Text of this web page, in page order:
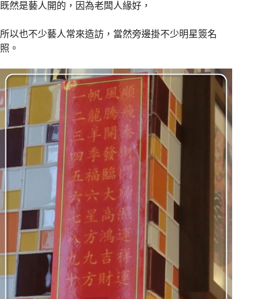
既然是藝人開的，因為老闆人緣好，
所以也不少藝人常來造訪，當然旁邊掛不少明星簽名
照。